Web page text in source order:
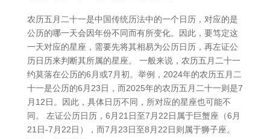
农历五月二十一是中国传统历法中的一个日历，对应的是
公历的哪一天会因年份不同而有所变化。因此，要笃定这
一天对应的星座，需要先将其相易为公历日历，再左证公
历日历来判断其所属的星座。 一般来说，农历五月二十一
约莫落在公历的6月或7月初。举例，2024年的农历五月二
十一是公历的6月23日，而2025年的农历五月二十一则是7
月12日。因此，具体日历不同，所对应的星座也可能不
同。 左证公历日历，6月21日至7月22日属于巨蟹座（6月
21日-7月22日），而7月23日至8月22日则属于狮子座。